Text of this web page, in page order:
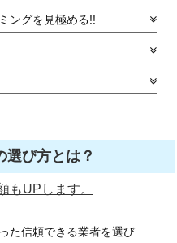
ングを見極める!!
選び方とは？
もUPします。
た信頼できる業者を選び